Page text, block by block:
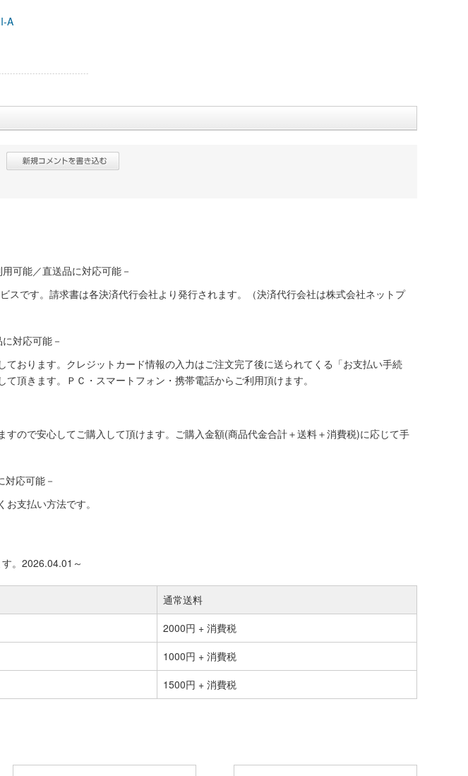
A
可能／直送品に対応可能－
スです。請求書は各決済代行会社より発行されます。（決済代行会社は株式会社ネットプ
対応可能－
おります。クレジットカード情報の入力はご注文完了後に送られてくる「お支払い手続
頂きます。ＰＣ・スマートフォン・携帯電話からご利用頂けます。
ので安心してご購入して頂けます。ご購入金額(商品代金合計＋送料＋消費税)に応じて手
応可能－
支払い方法です。
。2026.04.01～
通常送料
2000円 + 消費税
1000円 + 消費税
1500円 + 消費税